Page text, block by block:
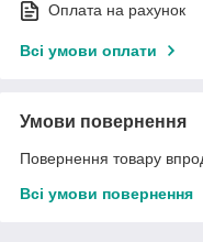
Оплата на рахунок
Всі умови оплати
Умови повернення
Повернення товару
Всі умови повернення